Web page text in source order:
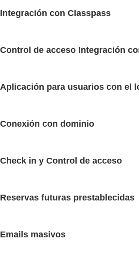
Integración con Classpass
Control de acceso Integración
Aplicación para usuarios con el
Conexión con dominio
Check in y Control de acceso
Reservas futuras prestablecidas
Emails masivos